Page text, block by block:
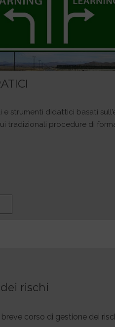
e strumenti didattici basati
tradizionali procedure di
rischi
corso di gestione dei